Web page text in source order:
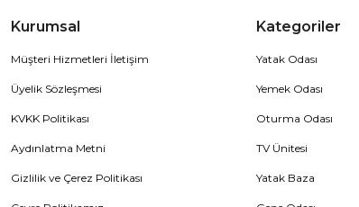
Kurumsal
Müşteri Hizmetleri İletişim
Üyelik Sözleşmesi
KVKK Politikası
Aydınlatma Metni
Gizlilik ve Çerez Politikası
Kategoriler
Yatak Odası
Yemek Odası
Oturma Odası
TV Ünitesi
Yatak Baza